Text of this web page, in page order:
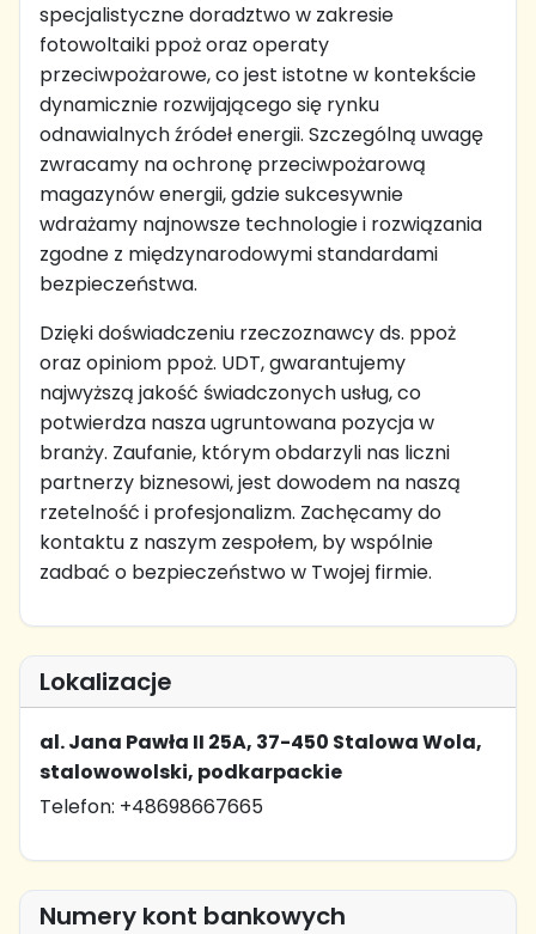
specjalistyczne doradztwo w zakresie
fotowoltaiki ppoż oraz operaty
przeciwpożarowe, co jest istotne w kontekście
dynamicznie rozwijającego się rynku
odnawialnych źródeł energii. Szczególną uwagę
zwracamy na ochronę przeciwpożarową
magazynów energii, gdzie sukcesywnie
wdrażamy najnowsze technologie i rozwiązania
zgodne z międzynarodowymi standardami
bezpieczeństwa.
Dzięki doświadczeniu rzeczoznawcy ds. ppoż
oraz opiniom ppoż. UDT, gwarantujemy
najwyższą jakość świadczonych usług, co
potwierdza nasza ugruntowana pozycja w
branży. Zaufanie, którym obdarzyli nas liczni
partnerzy biznesowi, jest dowodem na naszą
rzetelność i profesjonalizm. Zachęcamy do
kontaktu z naszym zespołem, by wspólnie
zadbać o bezpieczeństwo w Twojej firmie.
Lokalizacje
al. Jana Pawła II 25A, 37-450 Stalowa Wola,
stalowowolski, podkarpackie
Telefon: +48698667665
Numery kont bankowych